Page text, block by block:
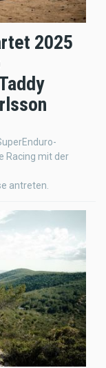
2025
Racing mit der
antreten.